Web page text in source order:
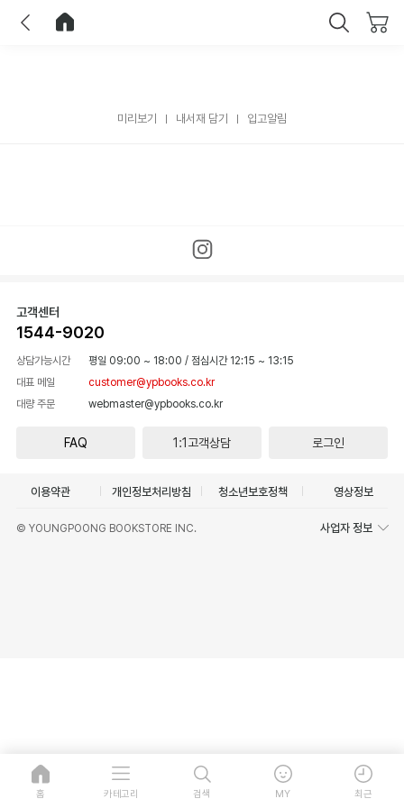
미리보기 내서재 담기 입고알림
고객센터
1544-9020
상담가능시간 평일 09:00 ~ 18:00 / 점심시간 12:15 ~ 13:15
대표 메일
customer@ypbooks.co.kr
대량 주문
webmaster@ypbooks.co.kr
FAQ 1:1고객상담 로그인
이용약관 개인정보처리방침 청소년보호정책 영상정보
© YOUNGPOONG BOOKSTORE INC. 사업자 정보
홈 카테고리 검색 MY 최근